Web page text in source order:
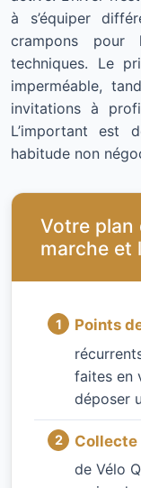
à s’équiper
crampons
techniques. Le
imperméable,
invitations à
L’important est
habitude non
Votre plan
marche et
Points
faites en
déposer
de Vélo